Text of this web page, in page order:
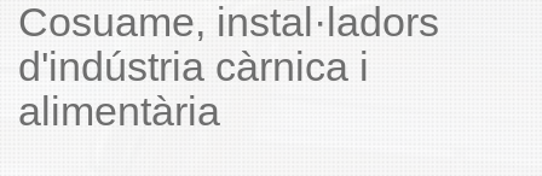
Cosuame, instal·ladors
d'indústria càrnica i
alimentària